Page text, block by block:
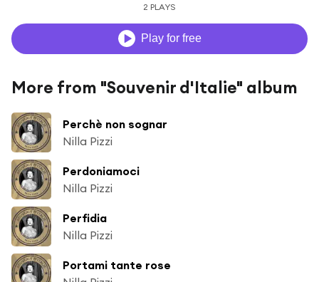
2 PLAYS
Play for free
More from "Souvenir d'Italie" album
Perchè non sognar
Nilla Pizzi
Perdoniamoci
Nilla Pizzi
Perfidia
Nilla Pizzi
Portami tante rose